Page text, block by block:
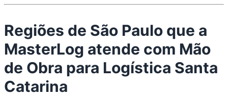
Regiões de São Paulo que a
MasterLog atende com Mão
de Obra para Logística Santa
Catarina